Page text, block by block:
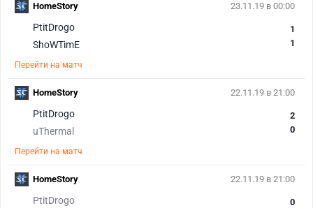
23.11.19 в 00:00
PtitDrogo
ShoWTimE
1
1
Перейти на матч
HomeStory
22.11.19 в 21:00
PtitDrogo
uThermal
2
0
Перейти на матч
HomeStory
22.11.19 в 21:00
PtitDrogo
0
HomeStory